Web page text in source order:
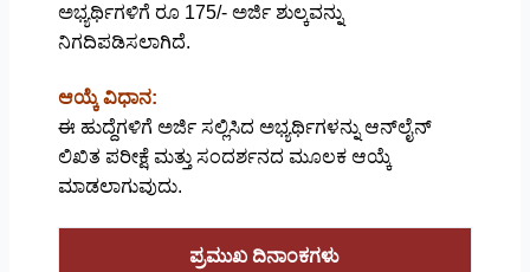
ಅಭ್ಯರ್ಥಿಗಳಿಗೆ ರೂ 175/- ಅರ್ಜಿ ಶುಲ್ಕವನ್ನು
ನಿಗದಿಪಡಿಸಲಾಗಿದೆ.
ಆಯ್ಕೆ ವಿಧಾನ:
ಈ ಹುದ್ದೆಗಳಿಗೆ ಅರ್ಜಿ ಸಲ್ಲಿಸಿದ ಅಭ್ಯರ್ಥಿಗಳನ್ನು ಆನ್‌ಲೈನ್
ಲಿಖಿತ ಪರೀಕ್ಷೆ ಮತ್ತು ಸಂದರ್ಶನದ ಮೂಲಕ ಆಯ್ಕೆ
ಮಾಡಲಾಗುವುದು.
ಪ್ರಮುಖ ದಿನಾಂಕಗಳು